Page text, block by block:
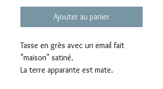
Ajouter au panier
Tasse en grès avec un email fait
"maison" satiné.
La terre apparante est mate.